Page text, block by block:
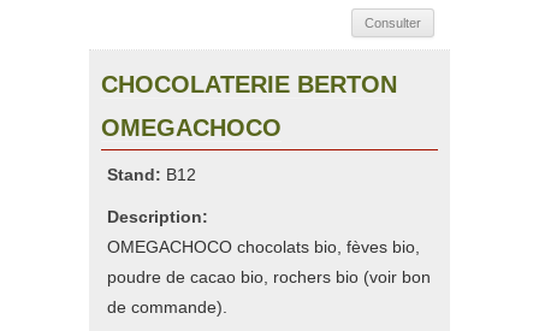
Consulter
CHOCOLATERIE BERTON
OMEGACHOCO
Stand: B12
Description:
OMEGACHOCO chocolats bio, fèves bio,
poudre de cacao bio, rochers bio (voir bon
de commande).